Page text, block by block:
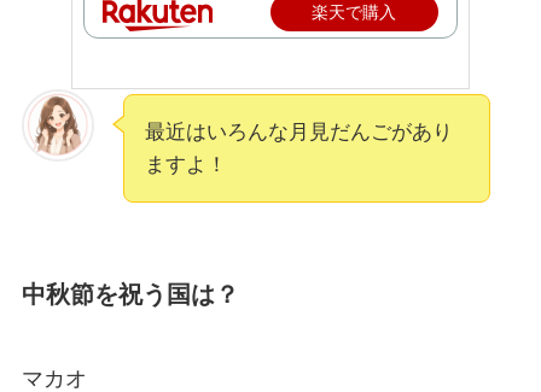
楽天で購入
最近はいろんな月見だんごがあり
ますよ！
中秋節を祝う国は？
マカオ